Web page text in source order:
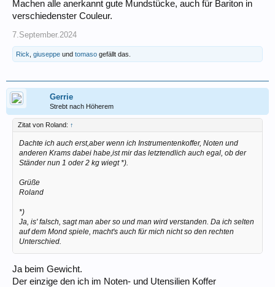
Machen alle anerkannt gute Mundstücke, auch für Bariton in
verschiedenster Couleur.
7.September.2024
Rick giuseppe und tomaso gefällt das.
Gerrie
Strebt nach Höherem
Zitat von Roland: ↑
Dachte ich auch erst,aber wenn ich Instrumentenkoffer, Noten und
anderen Krams dabei habe,ist mir das letztendlich auch egal, ob der
Ständer nun 1 oder 2 kg wiegt *).
Grüße
Roland
*)
Ja, is' falsch, sagt man aber so und man wird verstanden. Da ich selten
auf dem Mond spiele, macht's auch für mich nicht so den rechten
Unterschied.
Ja beim Gewicht.
Der einzige den ich im Noten- und Utensilien Koffer